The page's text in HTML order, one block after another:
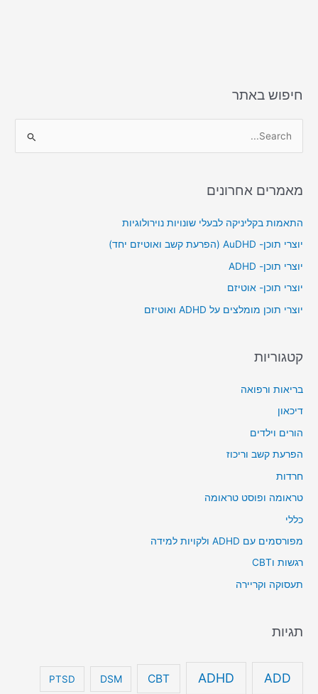
חיפוש באתר
r
o
r
:
מאמרים אחרונים
התאמות בקליניקה לבעלי שונויות נוירולוגיות
יוצרי תוכן- AuDHD (הפרעת קשב ואוטיזם יחד)
יוצרי תוכן- ADHD
יוצרי תוכן- אוטיזם
יוצרי תוכן מומלצים על ADHD ואוטיזם
קטגוריות
בריאות ורפואה
דיכאון
הורים וילדים
הפרעת קשב וריכוז
חרדות
טראומה ופוסט טראומה
כללי
מפורסמים עם ADHD ולקויות למידה
רגשות וCBT
תעסוקה וקריירה
תגיות
ADD
ADHD
CBT
DSM
PTSD